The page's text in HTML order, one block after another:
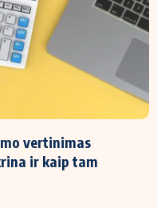
Indėlių
Būsto finansai
Įdomios
vertinimas
ir kaip tam